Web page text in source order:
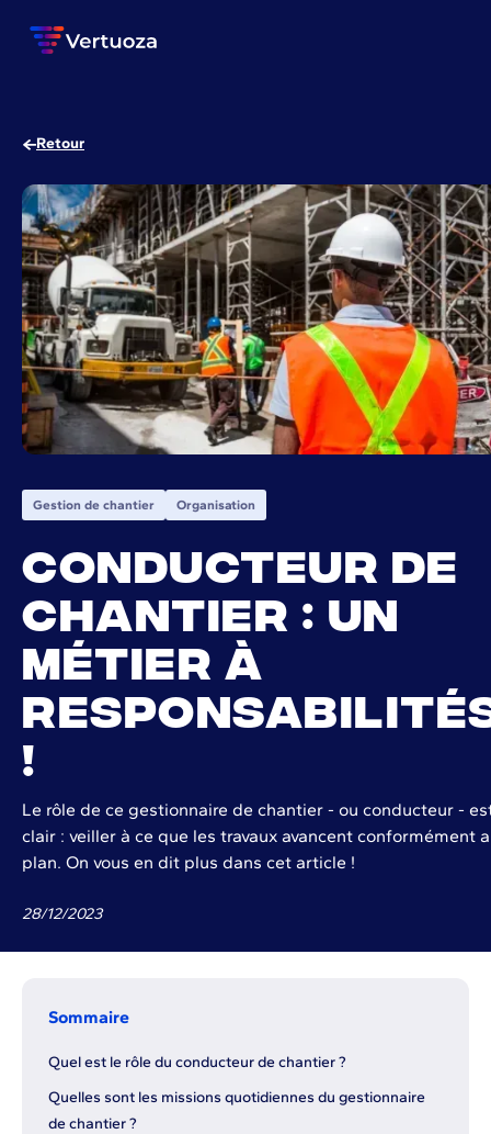
Retour
Gestion de chantier Organisation
Conducteur de
chantier : un
métier à
!
Le rôle de ce gestionnaire de chantier - ou conducteur -
clair : veiller à ce que les travaux avancent conformément
plan. On vous en dit plus dans cet article !
28/12/2023
Sommaire
Quel est le rôle du conducteur de chantier ?
Quelles sont les missions quotidiennes du gestionnaire
de chantier ?